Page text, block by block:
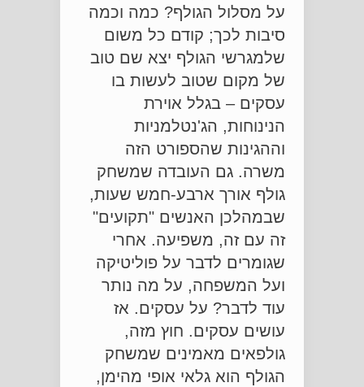
על מסלול הגולף? כמה וכמה
סיבות לכך; קודם כל משום
שלמגרשי הגולף יצא שם טוב
של מקום שטוב לעשות בו
עסקים – בגלל אוירת
הנינוחות, הג'נטלמניות
וההגינות שהספורט הזה
משרה. גם העובדה שמשחק
גולף אורך ארבע-חמש שעות,
שבמהלכן האנשים "תקועים"
זה עם זה, משפיעה. אחרי
שגומרים לדבר על פוליטיקה
ועל המשפחה, על מה נותר
עוד לדבר? על עסקים. אז
עושים עסקים. חוץ מזה,
גולפאים מאמינים שמשחק
הגולף הוא גלאי אופי מהימן,